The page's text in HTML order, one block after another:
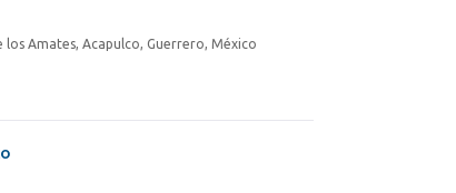
Amates, Acapulco, Guerrero, México